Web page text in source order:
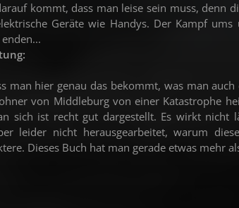
kommt, dass man leise sein muss, denn
Geräte wie Handys. Der Kampf ums
man hier genau das bekommt, was man
von Middleburg von einer Katastrophe
sich ist recht gut dargestellt. Es wirkt nicht
leider nicht herausgearbeitet, warum
Dieses Buch hat man gerade etwas mehr